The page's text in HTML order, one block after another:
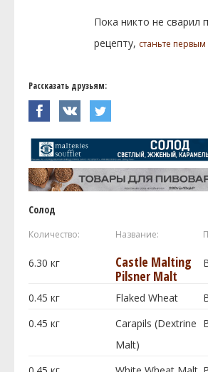
Пока никто не сварил
рецепту, станьте первым
Рассказать друзьям:
Солод
Количество: Название:
6.30 кг
Castle Malting
Pilsner Malt
0.45 кг Flaked Wheat
0.45 кг
Carapils (Dextrine
Malt)